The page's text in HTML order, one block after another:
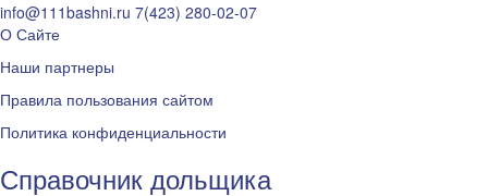
info@111bashni.ru 7(423) 280-02-07
О Сайте
Наши партнеры
Правила пользования сайтом
Политика конфиденциальности
Справочник дольщика